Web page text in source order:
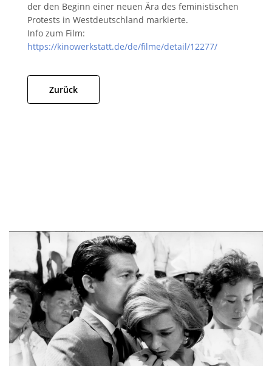
der den Beginn einer neuen Ära des feministischen
Protests in Westdeutschland markierte.
Info zum Film:
https://kinowerkstatt.de/de/filme/detail/12277/
Zurück